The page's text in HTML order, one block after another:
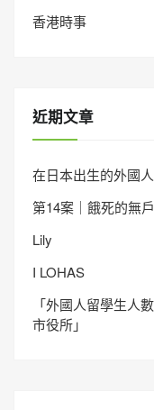
香港時事
近期文章
在日本出生的外國
第14案｜餓死的無
Lily
I LOHAS
「外國人留學生人
市役所」